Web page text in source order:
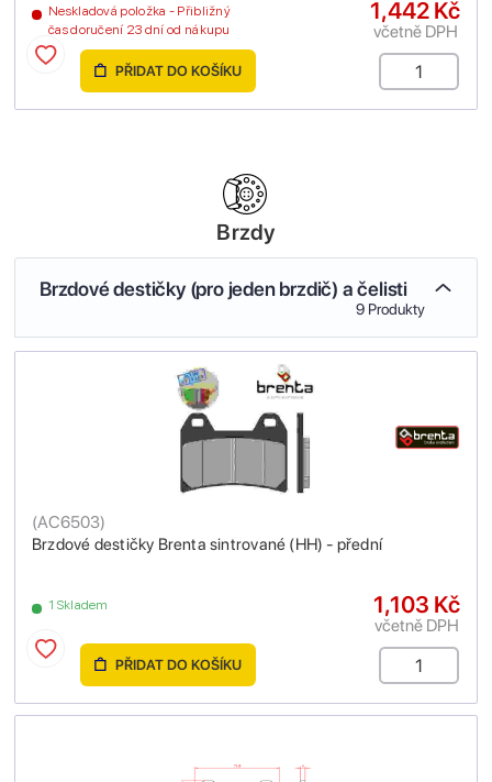
Neskladová položka - Přibližný
čas doručení 23 dní od nákupu
1,442 Kč
včetně DPH
PŘIDAT DO KOŠÍKU
Brzdy
Brzdové destičky (pro jeden brzdič) a čelisti
9 Produkty
Brzdové destičky Brenta sintrované (HH) - přední
(AC6503)
1 Skladem 1,103 Kč
včetně DPH
PŘIDAT DO KOŠÍKU